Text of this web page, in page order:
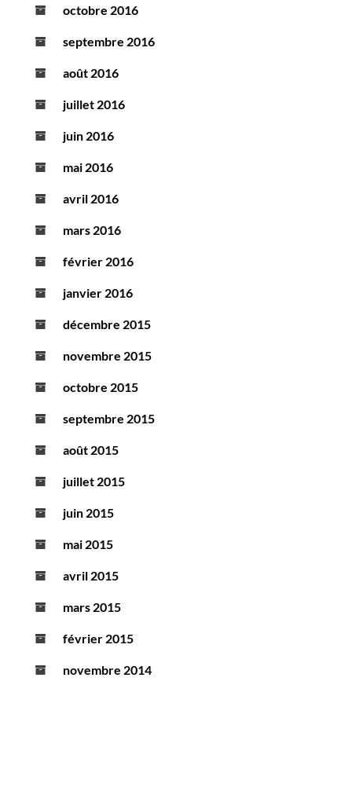
octobre 2016
septembre 2016
août 2016
juillet 2016
juin 2016
mai 2016
avril 2016
mars 2016
février 2016
janvier 2016
décembre 2015
novembre 2015
octobre 2015
septembre 2015
août 2015
juillet 2015
juin 2015
mai 2015
avril 2015
mars 2015
février 2015
novembre 2014